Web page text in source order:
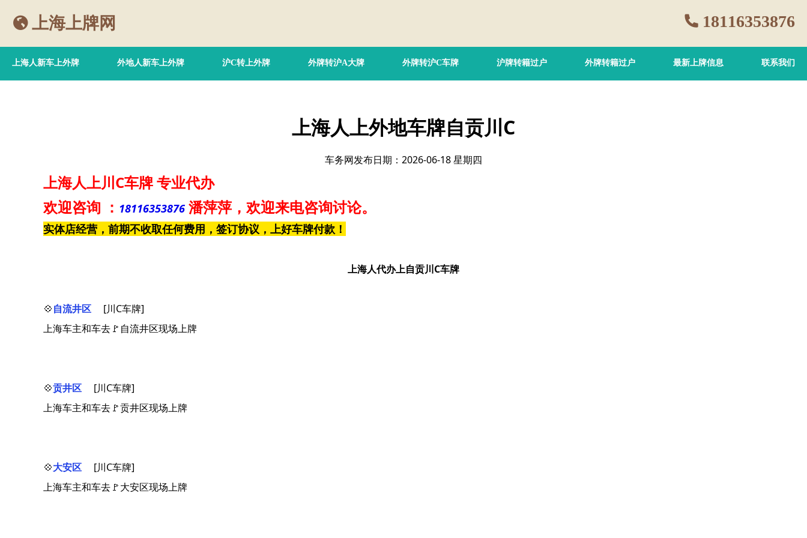
上海上牌网 18116353876
上海人新车上外牌 外地人新车上外牌 沪C转上外牌 外牌转沪A大牌 外牌转沪C车牌 沪牌转籍过户 外牌转籍过户 最新上牌信息 联系我们
上海人上外地车牌自贡川C
车务网发布日期：2026-06-18 星期四
上海人上川C车牌专业代办
欢迎咨询 ： 18116353876 潘萍萍 ，欢迎来电咨询讨论。
实体店经营，前期不收取任何费用，签订协议，上好车牌付款！
上海人代办上自贡川C车牌
💠自流井区
[川C车牌]
上海车主和车去🚩自流井区现场上牌
💠贡井区
[川C车牌]
上海车主和车去🚩贡井区现场上牌
💠大安区
[川C车牌]
上海车主和车去🚩大安区现场上牌